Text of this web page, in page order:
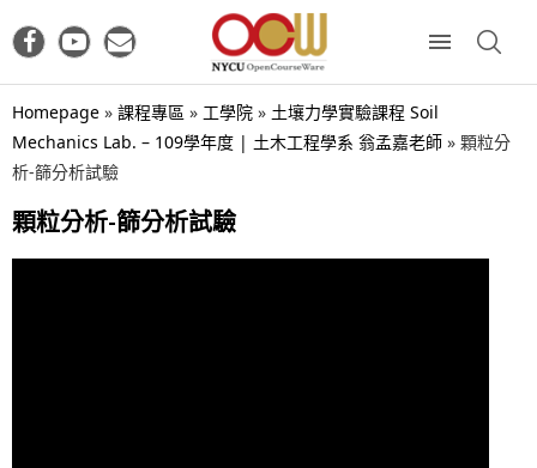
Homepage » 課程專區 » 工學院 » 土壤力學實驗課程 Soil
Mechanics Lab. – 109學年度 | 土木工程學系 翁孟嘉老師 » 顆粒分
析-篩分析試驗
顆粒分析-篩分析試驗